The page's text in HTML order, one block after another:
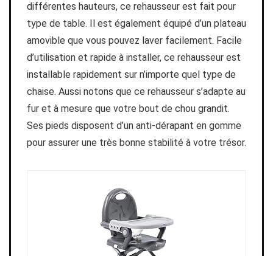
différentes hauteurs, ce rehausseur est fait pour
type de table. Il est également équipé d’un plateau
amovible que vous pouvez laver facilement. Facile
d’utilisation et rapide à installer, ce rehausseur est
installable rapidement sur n’importe quel type de
chaise. Aussi notons que ce rehausseur s’adapte au
fur et à mesure que votre bout de chou grandit.
Ses pieds disposent d’un anti-dérapant en gomme
pour assurer une très bonne stabilité à votre trésor.